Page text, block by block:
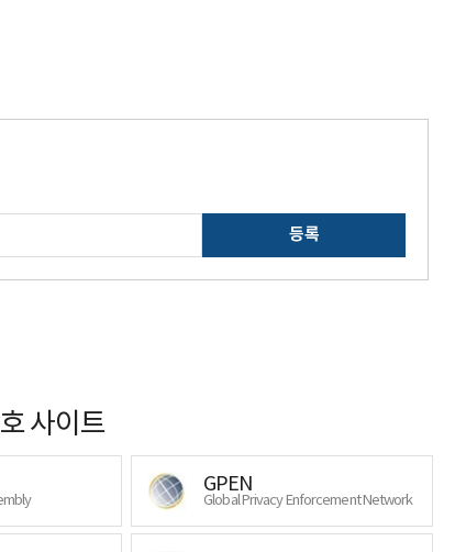
등록
사이트
GPEN
Global Privacy Enforcement Network